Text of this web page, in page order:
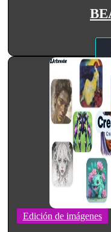
Edición de imágenes